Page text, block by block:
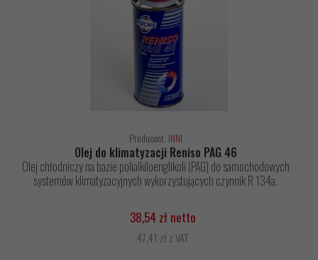
Producent: INNI
Olej do klimatyzacji Reniso PAG 46
Olej chłodniczy na bazie polialkiloenglikoli (PAG) do samochodowych
systemów klimatyzacyjnych wykorzystujących czynnik R 134a.
38,54 zł netto
47,41 zł z VAT